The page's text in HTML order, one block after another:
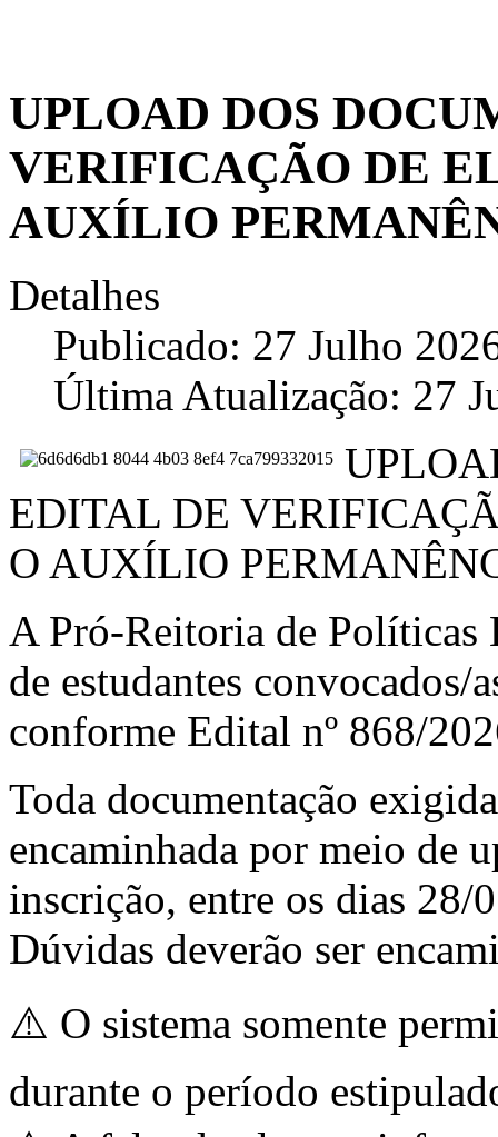
UPLOAD DOS
VERIFICAÇÃO DE
AUXÍLIO
Detalhes
Publicado: 27 Julho
Última Atualização: 27
EDITAL DE
O AUXÍLIO
A Pró-Reitoria de Políticas
de estudantes convocados/
conforme Edital nº 868/
Toda documentação
encaminhada por meio de
inscrição, entre os dias 28/
Dúvidas deverão ser
⚠️ O sistema somente
durante o período